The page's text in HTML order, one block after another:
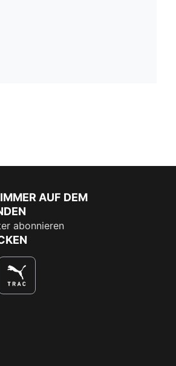
AUF DEM
abonnieren